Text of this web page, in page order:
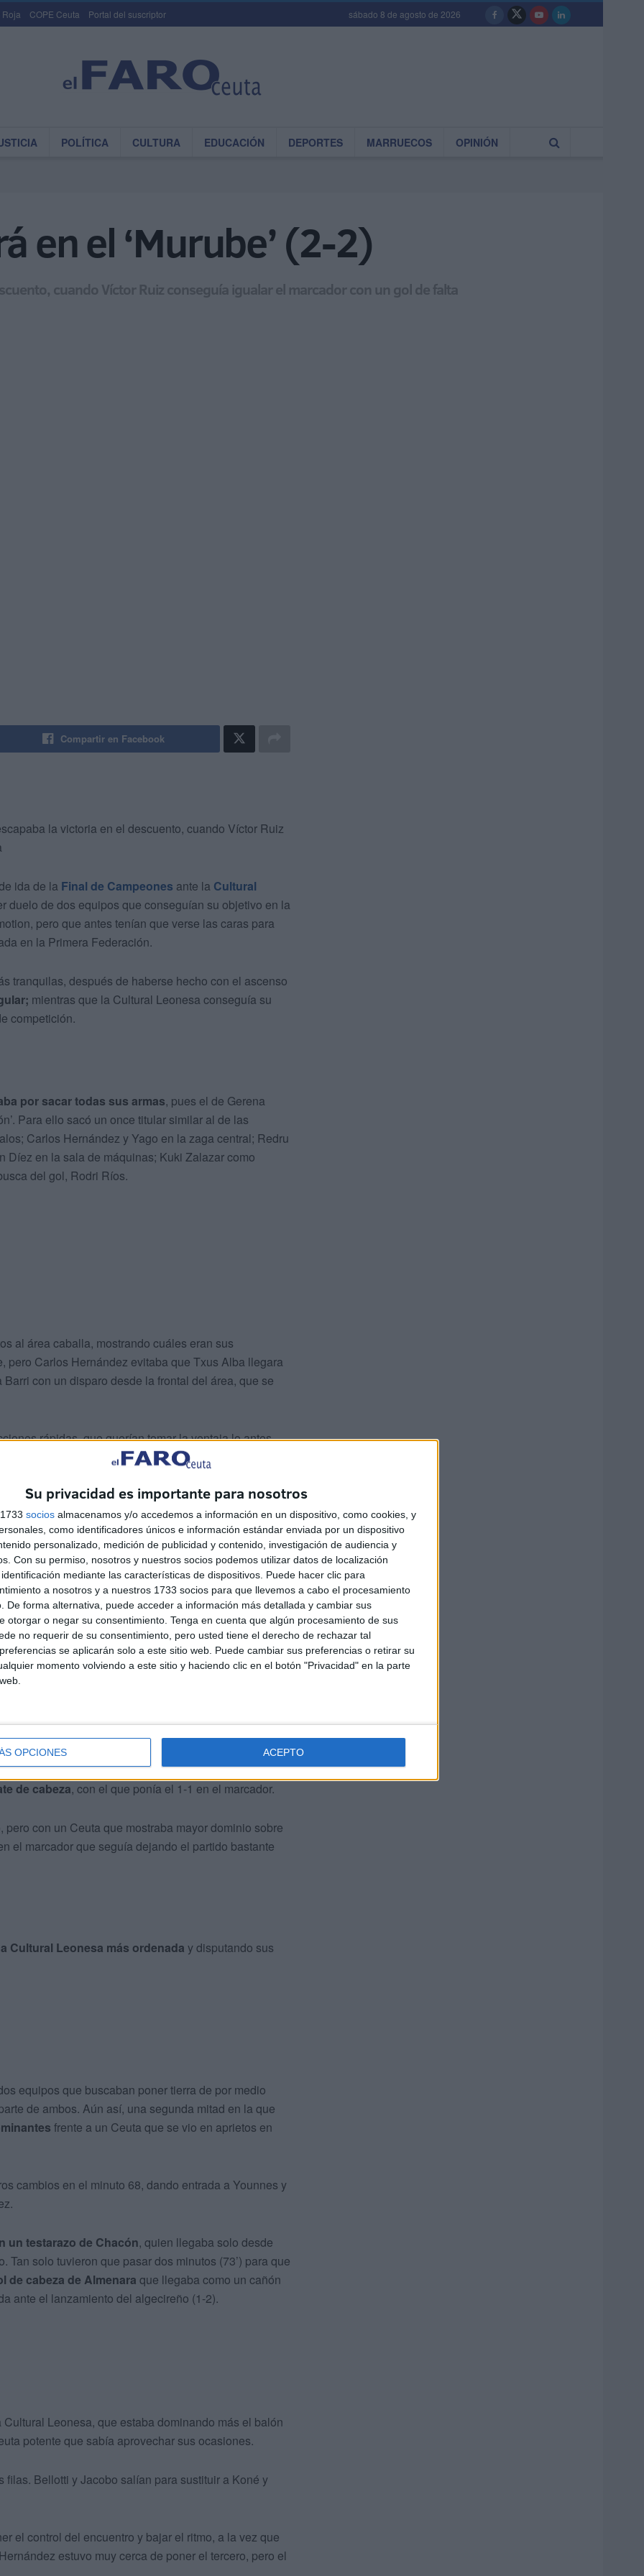
Su privacidad es importante para nosotros
socios almacenamos y/o accedemos a información en un dispositivo, como cookies, y
como identificadores únicos e información estándar enviada por un dispositivo
personalizado, medición de publicidad y contenido, investigación de audiencia y
Con su permiso, nosotros y nuestros socios podemos utilizar datos de localización
mediante las características de dispositivos. Puede hacer clic para
a nosotros y a nuestros 1733 socios para que llevemos a cabo el procesamiento
De forma alternativa, puede acceder a información más detallada y cambiar sus
otorgar o negar su consentimiento. Tenga en cuenta que algún procesamiento de sus
no requerir de su consentimiento, pero usted tiene el derecho de rechazar tal
se aplicarán solo a este sitio web. Puede cambiar sus preferencias o retirar su
momento volviendo a este sitio y haciendo clic en el botón "Privacidad" en la parte
OPCIONES ACEPTO
Roja COPE Ceuta Portal del suscriptor sábado 8 de agosto de 2026
POLÍTICA CULTURA EDUCACIÓN DEPORTES MARRUECOS OPINIÓN
en el ‘Murube’ (2-2)
cuando Víctor Ruiz conseguía igualar el marcador con un gol de falta
Compartir en Facebook
la victoria en el descuento, cuando Víctor Ruiz
ida de la Final de Campeones ante la Cultural
duelo de dos equipos que conseguían su objetivo en la
pero que antes tenían que verse las caras para
en la Primera Federación.
tranquilas, después de haberse hecho con el ascenso
mientras que la Cultural Leonesa conseguía su
competición.
por sacar todas sus armas, pues el de Gerena
Para ello sacó un once titular similar al de las
Carlos Hernández y Yago en la zaga central; Redru
Díez en la sala de máquinas; Kuki Zalazar como
del gol, Rodri Ríos.
al área caballa, mostrando cuáles eran sus
pero Carlos Hernández evitaba que Txus Alba llegara
con un disparo desde la frontal del área, que se
rápidas, que querían tomar la ventaja lo antes
en el marcador
con un testarazo de Carlos
no conseguía ser contundente en los últimos pases.
un buen rendimiento en tierras leonesas.
un centro de Rodri Ríos, disparaba un balón
Poco después,
la Cultural Leonesa tuvo la más
Vallejo
y los de Raúl Llona no bajaban los brazos.
lo había intentado en varia ocasiones, conseguía
de cabeza, con el que ponía el 1-1 en el marcador.
con un Ceuta que mostraba mayor dominio sobre
el marcador que seguía dejando el partido bastante
Cultural Leonesa más ordenada y disputando sus
equipos que buscaban poner tierra de por medio
de ambos. Aún así, una segunda mitad en la que
frente a un Ceuta que se vio en aprietos en
cambios en el minuto 68, dando entrada a Younnes y
un testarazo de Chacón, quien llegaba solo desde
solo tuvieron que pasar dos minutos (73’) para que
de cabeza de Almenara que llegaba como un cañón
ante el lanzamiento del algecireño (1-2).
Leonesa, que estaba dominando más el balón
potente que sabía aprovechar sus ocasiones.
Bellotti y Jacobo salían para sustituir a Koné y
el control del encuentro y bajar el ritmo, a la vez que
estuvo muy cerca de poner el tercero, pero el